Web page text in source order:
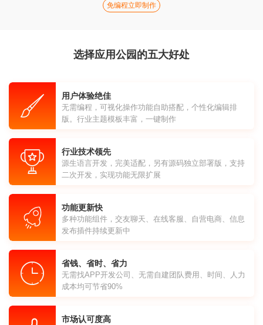
免编程立即制作
选择应用公园的五大好处
用户体验绝佳
无需编程，可视化操作功能自助搭配，个性化编辑排
版。行业主题模板丰富，一键制作
行业技术领先
源生语言开发，完美适配，另有源码独立部署版，支持
二次开发，实现功能无限扩展
功能更新快
多种功能组件，交友聊天、在线客服、自营电商、信息
发布插件持续更新中
省钱、省时、省力
无需找APP开发公司、无需自建团队费用、时间、人力
成本均可节省90%
市场认可度高